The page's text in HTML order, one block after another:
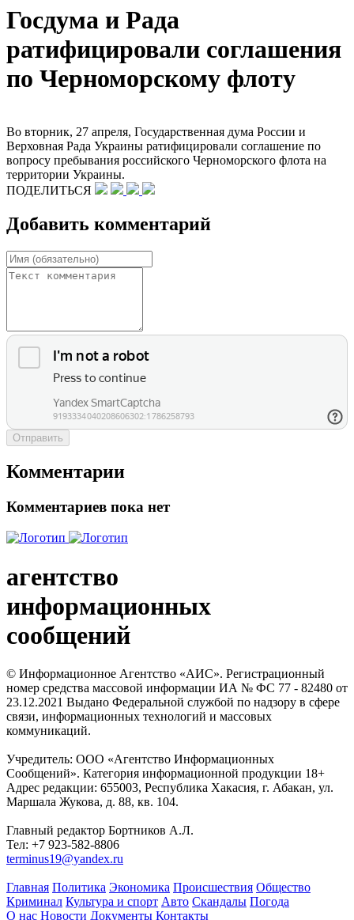
Госдума и Рада
ратифицировали соглашения
по Черноморскому флоту
Во вторник, 27 апреля, Государственная дума России и
Верховная Рада Украины ратифицировали соглашение по
вопросу пребывания российского Черноморского флота на
территории Украины.
ПОДЕЛИТЬСЯ
Добавить комментарий
Отправить
Комментарии
Комментариев пока нет
агентство
информационных
сообщений
© Информационное Агентство «АИС». Регистрационный
номер средства массовой информации ИА № ФС 77 - 82480 от
23.12.2021 Выдано Федеральной службой по надзору в сфере
связи, информационных технологий и массовых
коммуникаций.
Учредитель: ООО «Агентство Информационных
Сообщений». Категория информационной продукции 18+
Адрес редакции: 655003, Республика Хакасия, г. Абакан, ул.
Маршала Жукова, д. 88, кв. 104.
Главный редактор Бортников А.Л.
Тел: +7 923-582-8806
terminus19@yandex.ru
Главная Политика Экономика Происшествия Общество
Криминал Культура и спорт Авто Скандалы Погода
О нас Новости Документы Контакты